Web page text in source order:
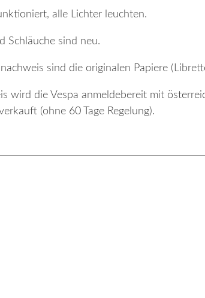
alle Lichter leuchten.
Schläuche sind neu.
sind die originalen Papiere
wird die Vespa anmeldebereit mit
(ohne 60 Tage Regelung).